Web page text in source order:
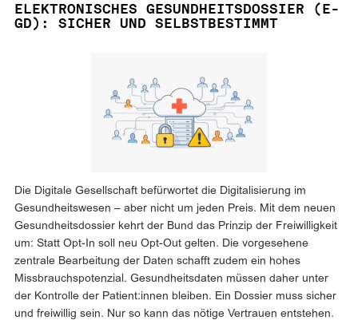
ELEKTRONISCHES GESUNDHEITSDOSSIER (E-
GD): SICHER UND SELBSTBESTIMMT
Die Digitale Gesellschaft befürwortet die Digitalisierung im
Gesundheitswesen – aber nicht um jeden Preis. Mit dem neuen
Gesundheitsdossier kehrt der Bund das Prinzip der Freiwilligkeit
um: Statt Opt-In soll neu Opt-Out gelten. Die vorgesehene
zentrale Bearbeitung der Daten schafft zudem ein hohes
Missbrauchspotenzial. Gesundheitsdaten müssen daher unter
der Kontrolle der Patient:innen bleiben. Ein Dossier muss sicher
und freiwillig sein. Nur so kann das nötige Vertrauen entstehen.